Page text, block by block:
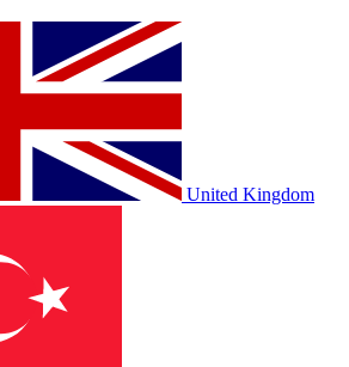
United Kingdom